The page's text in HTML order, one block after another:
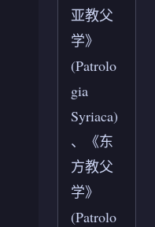
亚教父
学》
(Patrolo
gia
Syriaca)
、《东
方教父
学》
(Patrolo